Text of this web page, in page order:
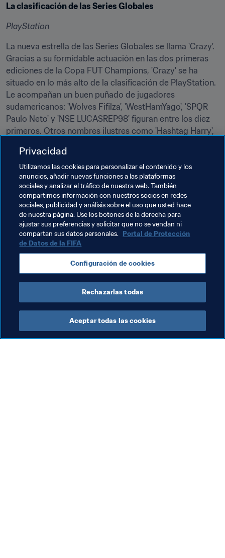
La clasificación de las Series Globales
PlayStation
La nueva estrella de las Series Globales se llama 'Crazy'.
Gracias a su formidable actuación en las dos primeras
ediciones de la Copa FUT Champions, 'Crazy' se ha
situado en lo más alto de la clasificación de PlayStation.
Le acompañan un buen puñado de jugadores
sudamericanos: 'Wolves Fifilza', 'WestHamYago', 'SPQR
Paulo Neto' y 'NSE LUCASREP98' figuran entre los diez
primeros. Otros nombres ilustres como 'Hashtag Harry',
Xbox
Temporada nueva, mismas caras: 'Tekkz' vuelve a liderar
la clasificación de Xbox. Pisándole los talones
encontramos a 'NR7' y a 'FUTWIZ Lyricz', dos de los
jugadores más constantes de los últimos años. Tres
brasileños se cuelan también entre los diez mejores, así
como el excampeón del mundo 'Msdossary' y
'DullenMike', el jugador más joven en ganar una Copa
Consula aquí la clasificación completa
Privacidad
Utilizamos las cookies para personalizar el contenido y los
anuncios, añadir nuevas funciones a las plataformas
sociales y analizar el tráfico de nuestra web. También
compartimos información con nuestros socios en redes
sociales, publicidad y análisis sobre el uso que usted hace
de nuestra página. Use los botones de la derecha para
ajustar sus preferencias y solicitar que no se vendan ni
compartan sus datos personales. Portal de Protección
de Datos de la FIFA
Configuración de cookies
Rechazarlas todas
Aceptar todas las cookies